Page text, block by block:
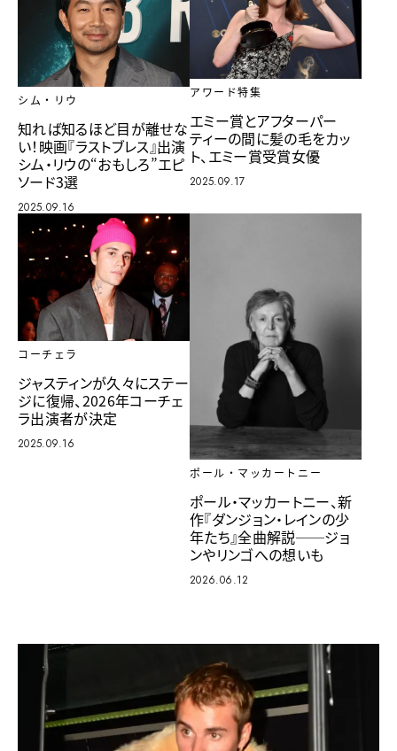
シム・リウ
知れば知るほど目が離せな
い！映画『ラストブレス』出演
シム・リウの“おもしろ”エピ
ソード3選
2025.09.16
アワード特集
エミー賞とアフターパー
ティーの間に髪の毛をカッ
ト、エミー賞受賞女優
2025.09.17
コーチェラ
ジャスティンが久々にステー
ジに復帰、2026年コーチェ
ラ出演者が決定
2025.09.16
ポール・マッカートニー
ポール・マッカートニー、新
作『ダンジョン・レインの少
年たち』全曲解説──ジョ
ンやリンゴへの想いも
2026.06.12